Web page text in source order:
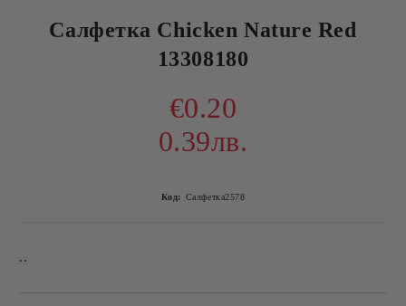
Салфетка Chicken Nature Red
13308180
€0.20
0.39лв.
Код: Салфетка2578
..